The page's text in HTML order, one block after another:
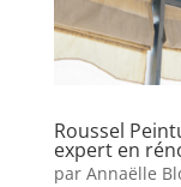
Roussel
expert en
par Annaëlle